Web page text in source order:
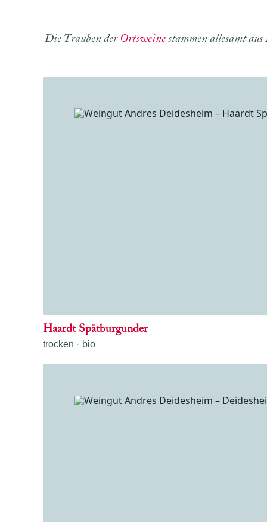
Die Trauben derOrtsweinestammen allesamt
Haardt Spätburgunder
trocken bio